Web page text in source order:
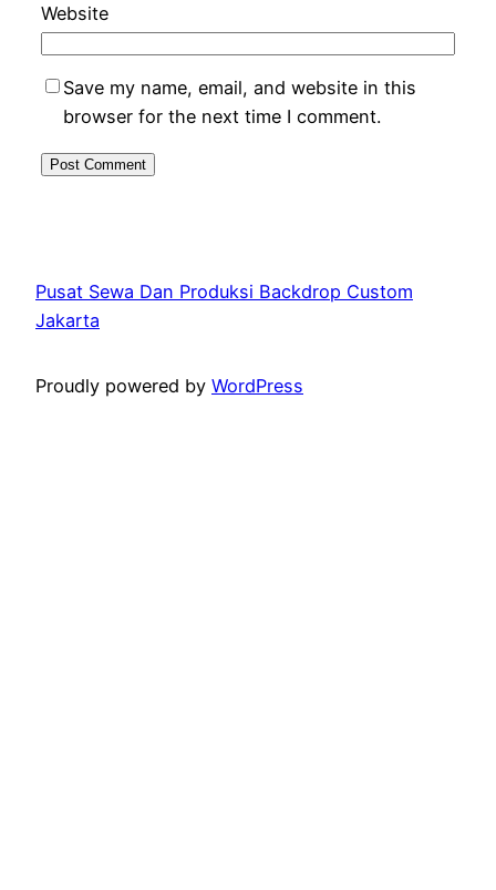
Website
Save my name, email, and website in this
browser for the next time I comment.
Pusat Sewa Dan Produksi Backdrop Custom
Jakarta
Proudly powered by WordPress